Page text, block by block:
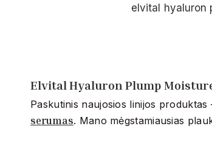
Elvital Hyaluron Plump
Paskutinis naujosios linijos produktas
serumas. Mano mėgstamiausias